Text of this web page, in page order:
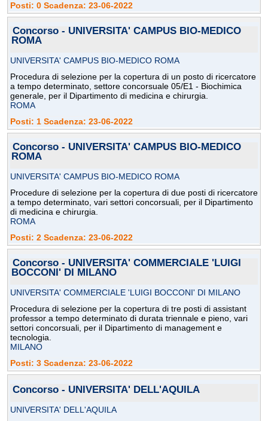
Posti: 0 Scadenza: 23-06-2022
Concorso - UNIVERSITA' CAMPUS BIO-MEDICO
ROMA
UNIVERSITA' CAMPUS BIO-MEDICO ROMA
Procedura di selezione per la copertura di un posto di ricercatore
a tempo determinato, settore concorsuale 05/E1 - Biochimica
generale, per il Dipartimento di medicina e chirurgia.
ROMA
Posti: 1 Scadenza: 23-06-2022
Concorso - UNIVERSITA' CAMPUS BIO-MEDICO
ROMA
UNIVERSITA' CAMPUS BIO-MEDICO ROMA
Procedure di selezione per la copertura di due posti di ricercatore
a tempo determinato, vari settori concorsuali, per il Dipartimento
di medicina e chirurgia.
ROMA
Posti: 2 Scadenza: 23-06-2022
Concorso - UNIVERSITA' COMMERCIALE 'LUIGI
BOCCONI' DI MILANO
UNIVERSITA' COMMERCIALE 'LUIGI BOCCONI' DI MILANO
Procedura di selezione per la copertura di tre posti di assistant
professor a tempo determinato di durata triennale e pieno, vari
settori concorsuali, per il Dipartimento di management e
tecnologia.
MILANO
Posti: 3 Scadenza: 23-06-2022
Concorso - UNIVERSITA' DELL'AQUILA
UNIVERSITA' DELL'AQUILA